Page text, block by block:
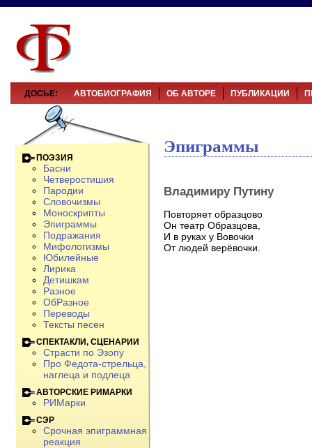
ДОСЬЕ: АВТОБИОГРАФИЯ ОБ АВТОРЕ ПУБЛИКАЦИИ
Эпиграммы
Владимиру Путину
Повторяет образцово
Он театр Образцова,
И в руках у Вовочки
От людей верёвочки.
ПОЭЗИЯ
Басни
Четверостишия
Пародии
Словочизмы
Моноскрипты
Эпиграммы
Подражания
Мифологизмы
Юбилейные
Лирика
Детишкам
Разное
ОбРазное
Переводы
Тексты песен
СПЕКТАКЛИ, СЦЕНАРИИ
Страсти по Эзопу
Про Федота-стрельца,
наглеца и подлеца
АВТОРСКИЕ РИМАРКИ
РИМарки
СЭР
Срочная эпиграммная
реакция